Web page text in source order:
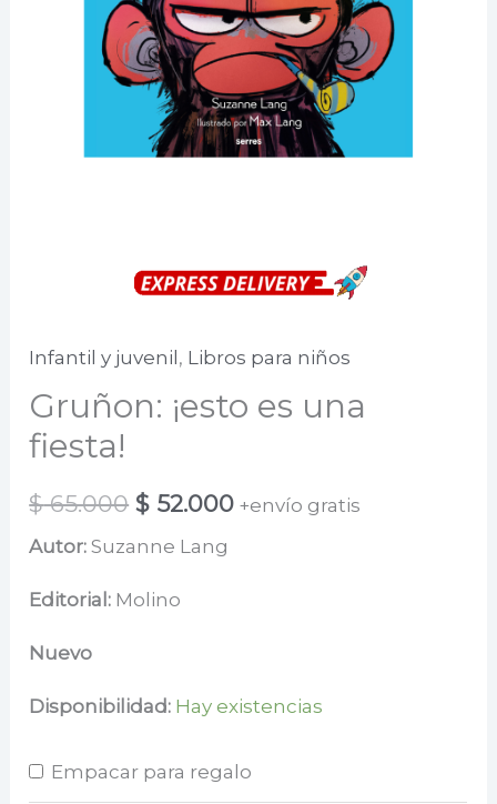
Infantil y juvenil , Libros para niños
Gruñon: ¡esto es una
fiesta!
$65.000 El
precio
original
$ 52.000El
+envío gratis
Autor:Suzanne Lang
Editorial: Molino
Nuevo
Disponibilidad: Hay existencias
Empacar para regalo